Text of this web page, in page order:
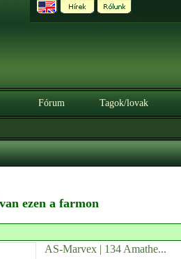
Fórum Tagok/lovak
ezen a farmon
AS-Marvex | 134 Amathe...